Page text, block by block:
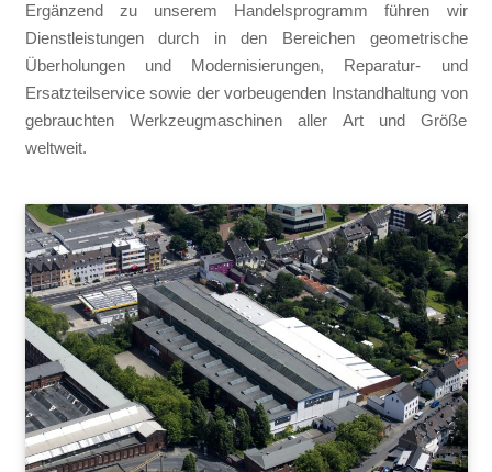
Ergänzend zu unserem Handelsprogramm führen wir
Dienstleistungen durch in den Bereichen geometrische
Überholungen und Modernisierungen, Reparatur- und
Ersatzteilservice sowie der vorbeugenden Instandhaltung von
gebrauchten Werkzeugmaschinen aller Art und Größe
weltweit.